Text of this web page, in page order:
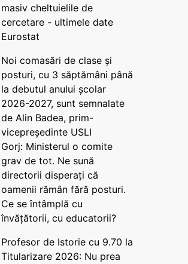
masiv cheltuielile de
cercetare - ultimele date
Eurostat
Noi comasări de clase și
posturi, cu 3 săptămâni până
la debutul anului școlar
2026-2027, sunt semnalate
de Alin Badea, prim-
vicepreședinte USLI
Gorj: Ministerul o comite
grav de tot. Ne sună
directorii disperați că
oamenii rămân fără posturi.
Ce se întâmplă cu
învățătorii, cu educatorii?
Profesor de Istorie cu 9.70 la
Titularizare 2026: Nu prea